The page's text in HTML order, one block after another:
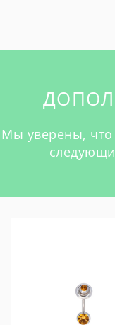
Мы уверены, что